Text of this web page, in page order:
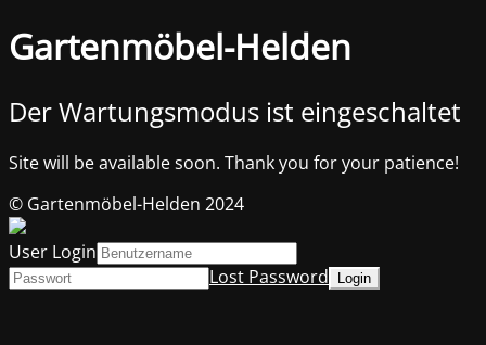
Gartenmöbel-Helden
Der Wartungsmodus ist eingeschaltet
Site will be available soon. Thank you for your patience!
© Gartenmöbel-Helden 2024
User Login
Lost Password